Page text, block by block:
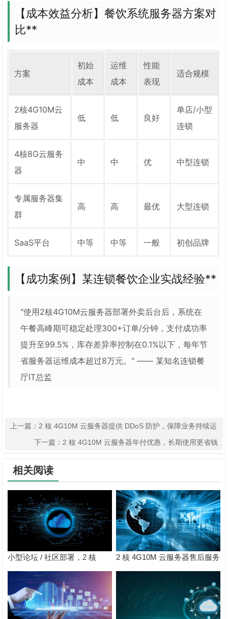
【成本效益分析】餐饮系统服务器方案对
比**
方案
初始
成本
运维
成本
性能
表现
适合规模
2核4G10M云
服务器
低 低 良好
单店/小型
连锁
4核8G云服务
器
中 中 优 中型连锁
专属服务器集
群
高 高 最优 大型连锁
SaaS平台 中等 中等 一般 初创品牌
【成功案例】某连锁餐饮企业实战经验**
"使用2核4G10M云服务器部署外卖后台后，系统在
午餐高峰期可稳定处理300+订单/分钟，支付成功率
提升至99.5%，库存差异率控制在0.1%以下，每年节
省服务器运维成本超过8万元。" —— 某知名连锁餐
厅IT总监
上一篇： 2 核 4G10M 云服务器提供 DDoS 防护，保障业务持续运
下一篇： 2 核 4G10M 云服务器年付优惠，长期使用更省钱​
相关阅读
小型论坛 / 社区部署，2 核
4G10M 云服务器承载用户互动
交流​
2 核 4G10M 云服务器售后服务
完善，问题响应及时​